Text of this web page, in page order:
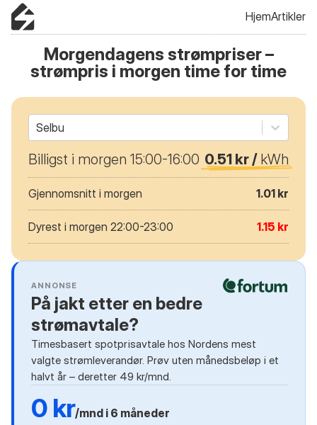
HjemArtikler
Morgendagens strømpriser –
strømpris i morgen time for time
Selbu
Billigst i morgen 15:00-16:00 0.51 kr / kWh
Gjennomsnitt i morgen 1.01 kr
Dyrest i morgen 22:00-23:00 1.15 kr
ANNONSE
På jakt etter en bedre
strømavtale?
Timesbasert spotprisavtale hos Nordens mest
valgte strømleverandør. Prøv uten månedsbeløp i et
halvt år – deretter 49 kr/mnd.
0 kr/mnd i 6 måneder